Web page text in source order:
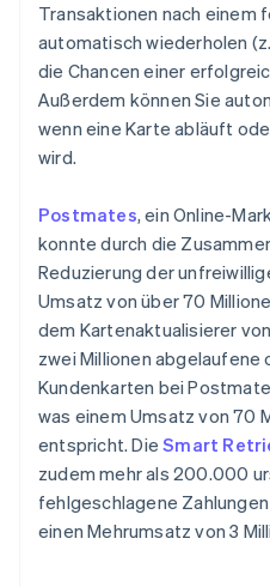
Transaktionen nach
automatisch wiederholen
die Chancen einer
Außerdem können Sie
wenn eine Karte abläuft
wird.
Postmates, ein Online-
konnte durch die
Reduzierung der
Umsatz von über 70
dem Kartenaktualisierer
zwei Millionen
Kundenkarten bei
was einem Umsatz von 70
entspricht. DieSmart
zudem mehr als 200.000
fehlgeschlagene
einen Mehrumsatz von 3